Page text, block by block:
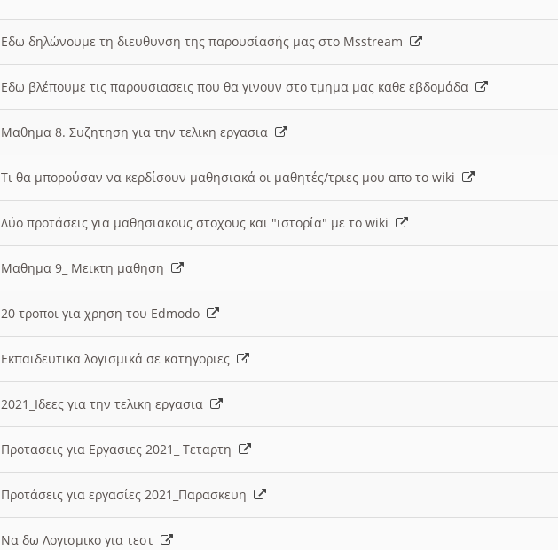
Εδω δηλώνουμε τη διευθυνση της παρουσίασής μας στο Msstream
Εδω βλέπουμε τις παρουσιασεις που θα γινουν στο τμημα μας καθε εβδομάδα
Μαθημα 8. Συζητηση για την τελικη εργασια
Τι θα μπορούσαν να κερδίσουν μαθησιακά οι μαθητές/τριες μου απο το wiki
Δύο προτάσεις για μαθησιακους στοχους και "ιστορία" με το wiki
Μαθημα 9_ Μεικτη μαθηση
20 τροποι για χρηση του Edmodo
Εκπαιδευτικα λογισμικά σε κατηγοριες
2021_Ιδεες για την τελικη εργασια
Προτασεις για Εργασιες 2021_ Τεταρτη
Προτάσεις για εργασίες 2021_Παρασκευη
Να δω Λογισμικο για τεστ